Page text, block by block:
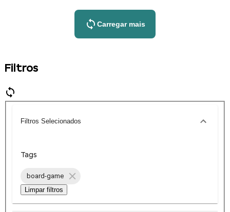
Carregar mais
Filtros
Filtros Selecionados
Tags
board-game
Limpar filtros